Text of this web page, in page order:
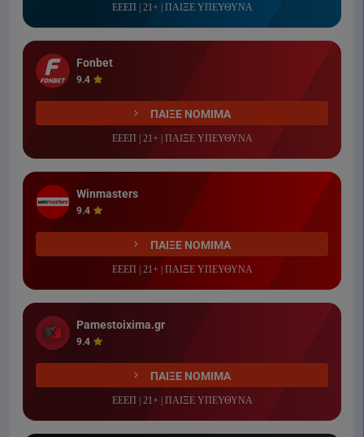
ΕΕΕΠ | 21+ | ΠΑΙΞΕ ΥΠΕΥΘΥΝΑ
Fonbet
9.4
ΠΑΙΞΕ ΝΟΜΙΜΑ
ΕΕΕΠ | 21+ | ΠΑΙΞΕ ΥΠΕΥΘΥΝΑ
Winmasters
9.4
ΠΑΙΞΕ ΝΟΜΙΜΑ
ΕΕΕΠ | 21+ | ΠΑΙΞΕ ΥΠΕΥΘΥΝΑ
Pamestoixima.gr
9.4
ΠΑΙΞΕ ΝΟΜΙΜΑ
ΕΕΕΠ | 21+ | ΠΑΙΞΕ ΥΠΕΥΘΥΝΑ